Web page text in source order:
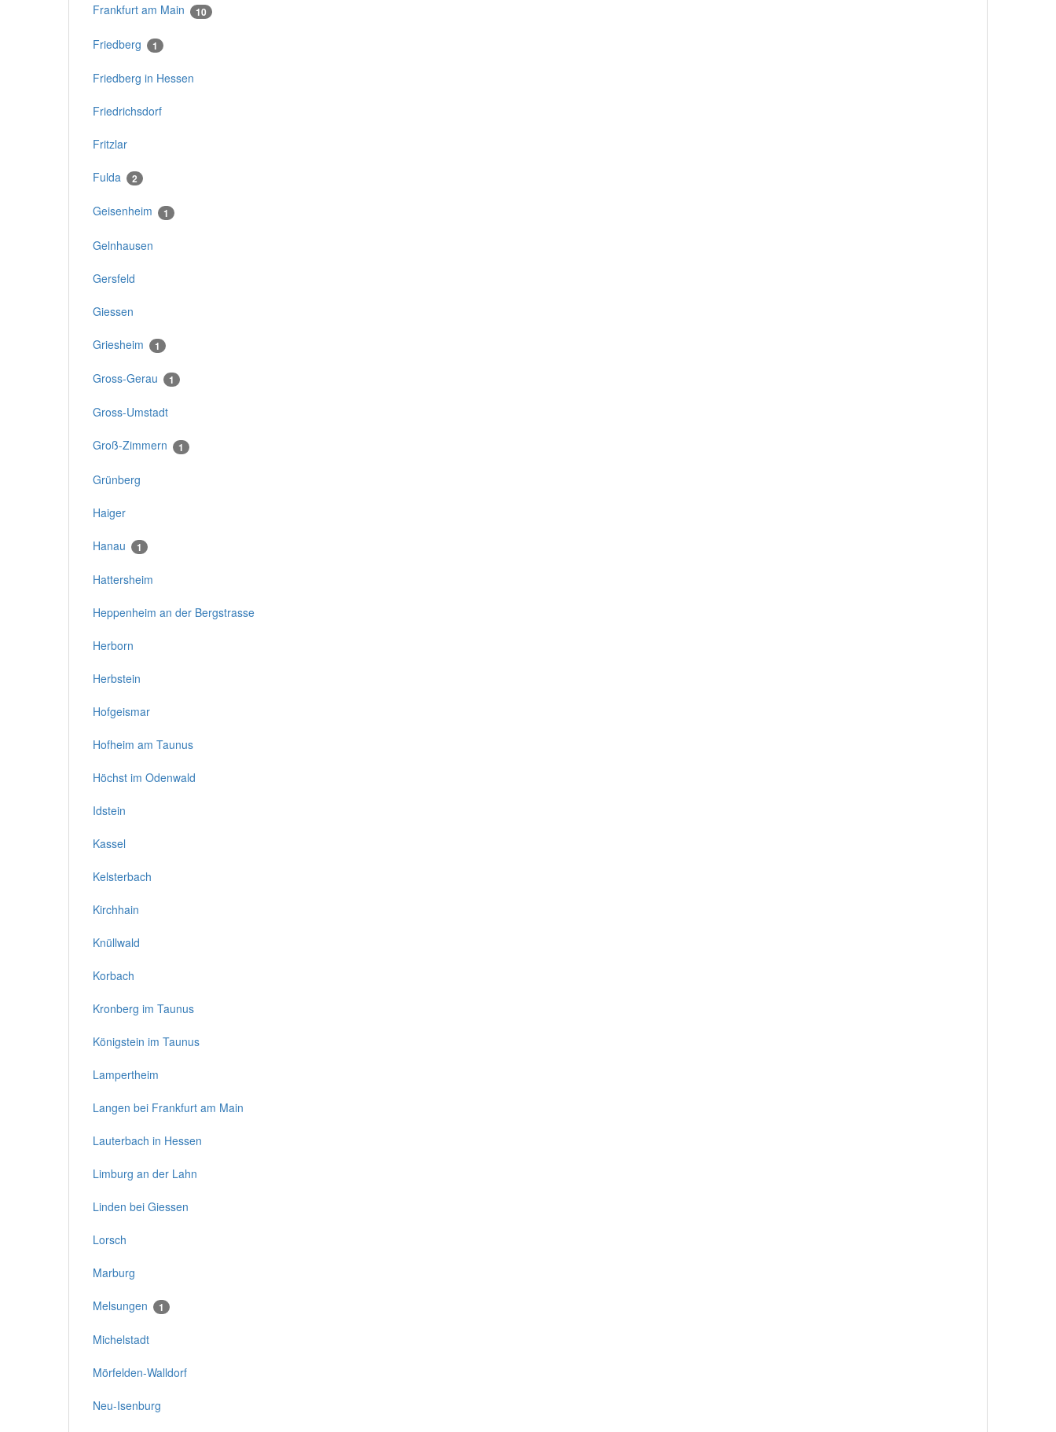
Frankfurt am Main 10
Friedberg 1
Friedberg in Hessen
Friedrichsdorf
Fritzlar
Fulda 2
Geisenheim 1
Gelnhausen
Gersfeld
Giessen
Griesheim 1
Gross-Gerau 1
Gross-Umstadt
Groß-Zimmern 1
Grünberg
Haiger
Hanau 1
Hattersheim
Heppenheim an der Bergstrasse
Herborn
Herbstein
Hofgeismar
Hofheim am Taunus
Höchst im Odenwald
Idstein
Kassel
Kelsterbach
Kirchhain
Knüllwald
Korbach
Kronberg im Taunus
Königstein im Taunus
Lampertheim
Langen bei Frankfurt am Main
Lauterbach in Hessen
Limburg an der Lahn
Linden bei Giessen
Lorsch
Marburg
Melsungen 1
Michelstadt
Mörfelden-Walldorf
Neu-Isenburg